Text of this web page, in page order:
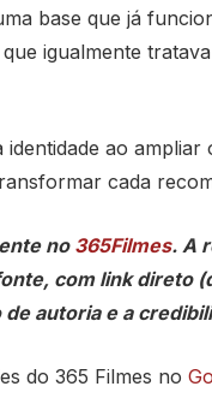
base que já
igualmente
ao ampliar
cada
no 365Filmes. A
com link direto
autoria e a
do 365 Filmes no